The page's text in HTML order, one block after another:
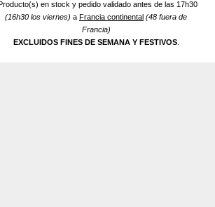
en stock y pedido validado antes de las 17h30
(16h30 los viernes) a Francia continental (48 fuera de
Francia)
EXCLUIDOS FINES DE SEMANA Y FESTIVOS.